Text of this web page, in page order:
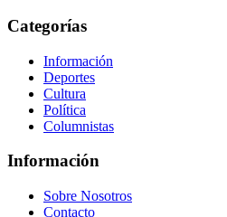
Categorías
Información
Deportes
Cultura
Política
Columnistas
Información
Sobre Nosotros
Contacto